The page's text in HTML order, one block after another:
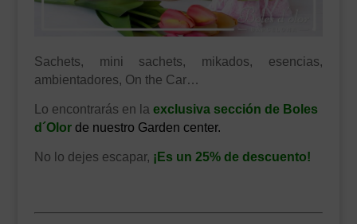
Sachets, mini sachets, mikados, esencias,
ambientadores, On the Car…
Lo encontrarás en la exclusiva sección de Boles
d´Olor de nuestro Garden center.
No lo dejes escapar, ¡Es un 25% de descuento!